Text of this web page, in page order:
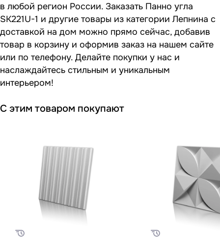
в любой регион России. Заказать Панно угла
SK221U-1 и другие товары из категории Лепнина с
доставкой на дом можно прямо сейчас, добавив
товар в корзину и оформив заказ на нашем сайте
или по телефону. Делайте покупки у нас и
наслаждайтесь стильным и уникальным
интерьером!
С этим товаром покупают